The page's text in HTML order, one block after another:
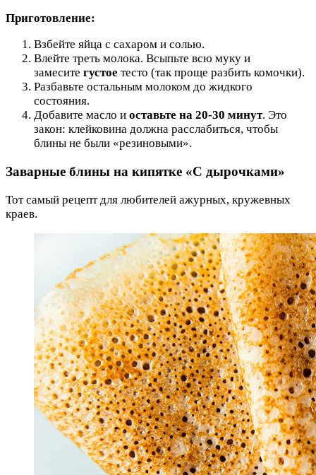
Приготовление:
Взбейте яйца с сахаром и солью.
Влейте треть молока. Всыпьте всю муку и
замесите густое тесто (так проще разбить комочки).
Разбавьте остальным молоком до жидкого
состояния.
Добавите масло и оставьте на 20-30 минут. Это
закон: клейковина должна расслабиться, чтобы
блины не были «резиновыми».
Заварные блины на кипятке «С дырочками»
Тот самый рецепт для любителей ажурных, кружевных
краев.